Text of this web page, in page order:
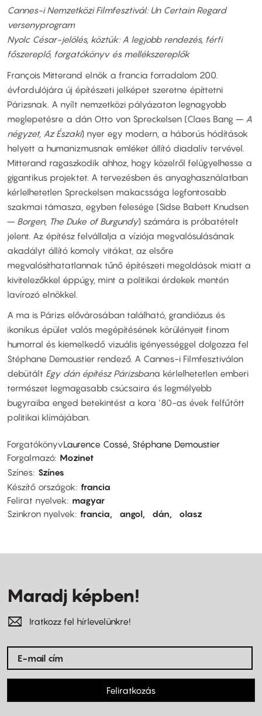
Cannes-i Nemzetközi Filmfesztivál: Un Certain Regard
versenyprogram
Nyolc César-jelölés, köztük: A legjobb rendezés, férfi
főszereplő, forgatókönyv és mellékszereplők
François Mitterand elnök a francia forradalom 200.
évfordulójára új építészeti jelképet szeretne építtetni
Párizsnak. A nyílt nemzetközi pályázaton legnagyobb
meglepetésre a dán Otto von Spreckelsen (Claes Bang – A
négyzet, Az Északi) nyer egy modern, a háborús hódítások
helyett a humanizmusnak emléket állító diadalív tervével.
Mitterand ragaszkodik ahhoz, hogy közelről felügyelhesse a
gigantikus projektet. A tervezésben és anyaghasználatban
kérlelhetetlen Spreckelsen makacssága legfontosabb
szakmai támasza, egyben felesége (Sidse Babett Knudsen
– Borgen, The Duke of Burgundy) számára is próbatételt
jelent. Az építész felvállalja a víziója megvalósulásának
akadályt állító komoly vitákat, az elsőre
megvalósíthatatlannak tűnő építészeti megoldások miatt a
kivitelezőkkel éppúgy, mint a politikai érdekek mentén
lavírozó elnökkel.
A ma is Párizs elővárosában található, grandiózus és
ikonikus épület valós megépítésének körülényeit finom
humorral és kiemelkedő vizuális igényességgel dolgozza fel
Stéphane Demoustier rendező. A Cannes-i Filmfesztiválon
debütált Egy dán építész Párizsbana kérlelhetetlen emberi
természet legmagasabb csúcsaira és legmélyebb
bugyraiba enged betekintést a kora ‘80-as évek felfűtött
politikai klímájában.
ForgatókönyvLaurence Cossé, Stéphane Demoustier
Forgalmazó Mozinet
Színes Színes
Készítő országok francia
Felirat nyelvek
magyar
Szinkron nyelvek francia angol dán olasz
Maradj képben!
Iratkozz fel hírlevelünkre!
Feliratkozás